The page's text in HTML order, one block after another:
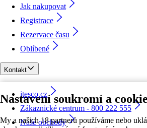
Nastavení soukromí a
My a našich 18 partnerů používáme nebo
Jak nakupovat
Registrace
Rezervace času
Oblíbené
Kontakt
itesco.cz
Zákaznické centrum - 800 222 555
Naše obchody